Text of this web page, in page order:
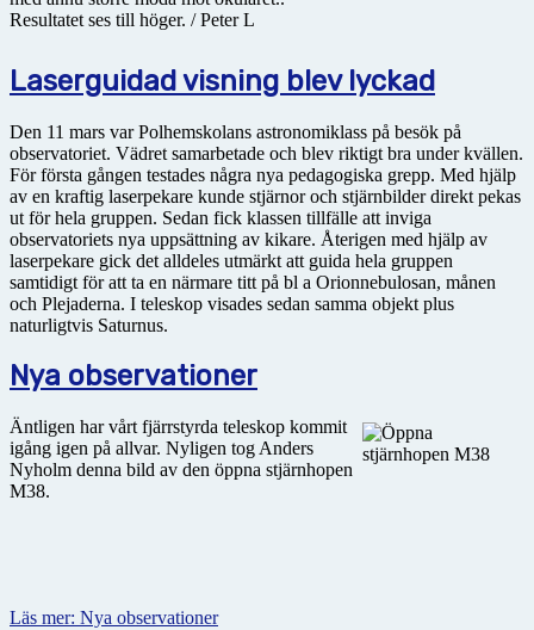
Resultatet ses till höger. / Peter L
Laserguidad visning blev lyckad
Den 11 mars var Polhemskolans astronomiklass på besök på
observatoriet. Vädret samarbetade och blev riktigt bra under kvällen.
För första gången testades några nya pedagogiska grepp. Med hjälp
av en kraftig laserpekare kunde stjärnor och stjärnbilder direkt pekas
ut för hela gruppen. Sedan fick klassen tillfälle att inviga
observatoriets nya uppsättning av kikare. Återigen med hjälp av
laserpekare gick det alldeles utmärkt att guida hela gruppen
samtidigt för att ta en närmare titt på bl a Orionnebulosan, månen
och Plejaderna. I teleskop visades sedan samma objekt plus
naturligtvis Saturnus.
Nya observationer
Äntligen har vårt fjärrstyrda teleskop kommit
igång igen på allvar. Nyligen tog Anders
Nyholm denna bild av den öppna stjärnhopen
M38.
Läs mer: Nya observationer